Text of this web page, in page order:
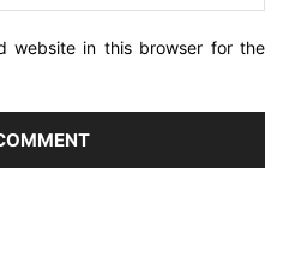
website in this browser for the